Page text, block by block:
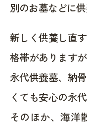
別のお墓などに
新しく供養し直
格帯があります
永代供養墓、納
くても安心の永
そのほか、海洋